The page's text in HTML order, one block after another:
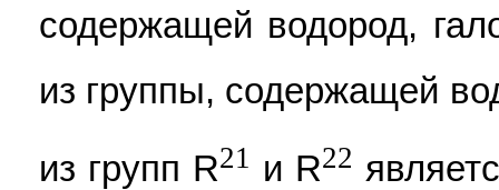
содержащей водород,
из группы, содержащей
из групп R21 и R22